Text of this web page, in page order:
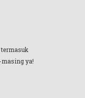
masing ya!